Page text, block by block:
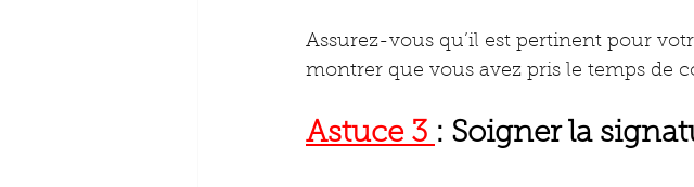
Assurez-vous qu’il est pertinent pour
montrer que vous avez pris le temps de
Astuce 3 : Soigner la